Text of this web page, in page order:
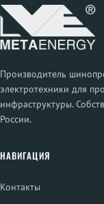
Производитель
электротехники для
инфраструктуры.
России.
НАВИГАЦИЯ
Контакты